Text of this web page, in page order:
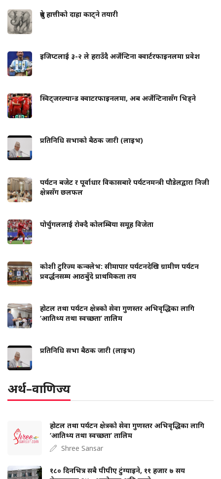
ध्रुवे हात्तीको दाह्रा काट्ने तयारी
इजिप्टलाई ३-२ ले हराउँदै अर्जेन्टिना क्वार्टरफाइनलमा प्रवेश
स्विट्जरल्यान्ड क्वाटरफाइनलमा, अब अर्जेन्टिनासँग भिड्ने
प्रतिनिधि सभाको बैठक जारी (लाइभ)
पर्यटन बजेट र पूर्वाधार विकासबारे पर्यटनमन्त्री पौडेलद्वारा निजी
क्षेत्रसँग छलफल
पोर्चुगललाई रोक्दै कोलम्बिया समूह विजेता
कोशी टुरिज्म कन्क्लेभ: सीमापार पर्यटनदेखि ग्रामीण पर्यटन
प्रवर्द्धनसम्म आठबुँदे प्राथमिकता तय
होटल तथा पर्यटन क्षेत्रको सेवा गुणस्तर अभिवृद्धिका लागि
‘आतिथ्य तथा स्वच्छता’ तालिम
प्रतिनिधि सभा बैठक जारी (लाइभ)
अर्थ–वाणिज्य
होटल तथा पर्यटन क्षेत्रको सेवा गुणस्तर अभिवृद्धिका लागि
‘आतिथ्य तथा स्वच्छता’ तालिम
Shree Sansar
१८० दिनभित्र सबै पीपीए टुंग्याइने, ११ हजार ७ सय